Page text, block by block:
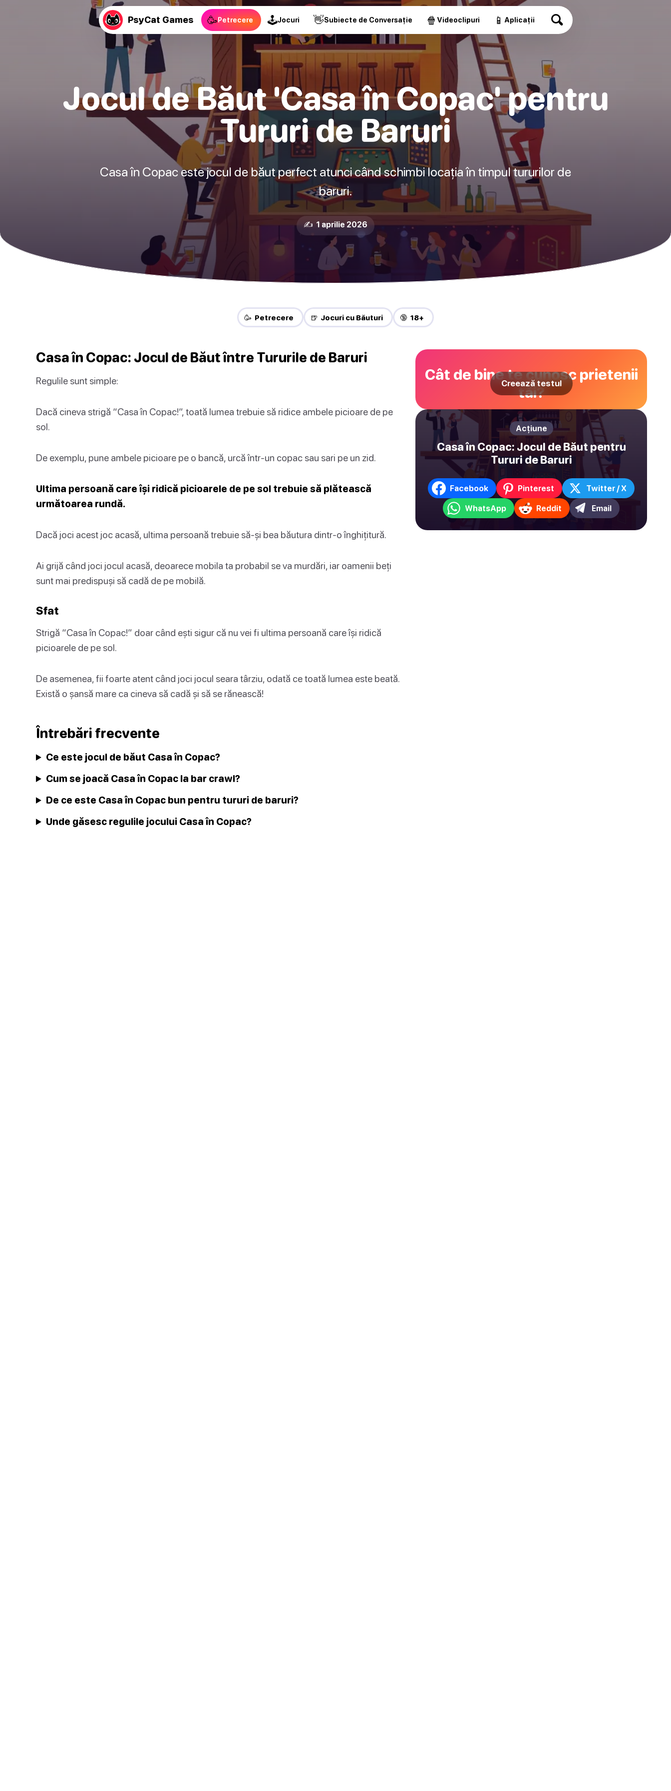
PsyCat Games 🥳Petrecere 🕹Jocuri 👋Subiecte de Conversație 🍿 Videoclipuri 📱 Aplicații
Jocul de Băut 'Casa în Copac' pentru
Tururi de Baruri
Casa în Copac este jocul de băut perfect atunci când schimbi locația în timpul tururilor de
baruri.
✍️ 1 aprilie 2026
🥳 Petrecere 🍺 Jocuri cu Băuturi 🔞 18+
Casa în Copac: Jocul de Băut între Tururile de Baruri
Regulile sunt simple:
Dacă cineva strigă “Casa în Copac!”, toată lumea trebuie să ridice ambele picioare de pe
sol.
De exemplu, pune ambele picioare pe o bancă, urcă într-un copac sau sari pe un zid.
Ultima persoană care își ridică picioarele de pe sol trebuie să plătească
următoarea rundă.
Dacă joci acest joc acasă, ultima persoană trebuie să-și bea băutura dintr-o înghițitură.
Ai grijă când joci jocul acasă, deoarece mobila ta probabil se va murdări, iar oamenii beți
sunt mai predispuși să cadă de pe mobilă.
Sfat
Strigă “Casa în Copac!” doar când ești sigur că nu vei fi ultima persoană care își ridică
picioarele de pe sol.
De asemenea, fii foarte atent când joci jocul seara târziu, odată ce toată lumea este beată.
Există o șansă mare ca cineva să cadă și să se rănească!
Întrebări frecvente
Ce este jocul de băut Casa în Copac?
Cum se joacă Casa în Copac la bar crawl?
De ce este Casa în Copac bun pentru tururi de baruri?
Unde găsesc regulile jocului Casa în Copac?
Cât de bine te cunosc prietenii
tăi?
Creează testul
Acțiune
Casa în Copac: Jocul de Băut pentru
Tururi de Baruri
Facebook Pinterest Twitter / X
WhatsApp Reddit Email